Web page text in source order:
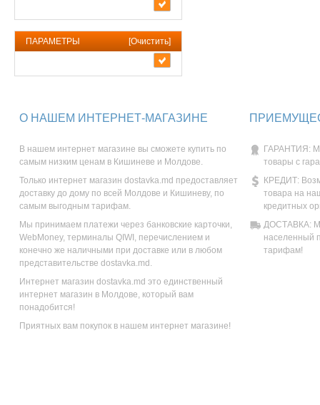
ПАРАМЕТРЫ [Очистить]
О НАШЕМ ИНТЕРНЕТ-МАГАЗИНЕ
В нашем интернет магазине вы сможете купить по
самым низким ценам в Кишиневе и Молдове.
Только интернет магазин dostavka.md предоставляет
доставку до дому по всей Молдове и Кишиневу, по
самым выгодным тарифам.
Мы принимаем платежи через банковские карточки,
WebMoney, терминалы QIWI, перечислением и
конечно же наличными при доставке или в любом
представительстве dostavka.md.
Интернет магазин dostavka.md это единственный
интернет магазин в Молдове, который вам
понадобится!
Приятных вам покупок в нашем интернет магазине!
ГАРАНТИЯ:
товары с
КРЕДИТ:
товара на
кредитных
ДОСТАВКА:
населенный
тарифам!